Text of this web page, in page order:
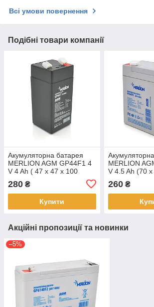
Всі умови повернення
Подібні товари компанії
Акумуляторна батарея
MERLION AGM GP44F1 4
V 4 Ah ( 47 x 47 x 100
280 ₴
Купити
MERLION
V 4.5 Ah (70
Q20/2400
260₴
Акційні пропозиції та новинки
–5%